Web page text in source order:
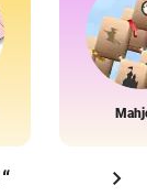
chevron_right